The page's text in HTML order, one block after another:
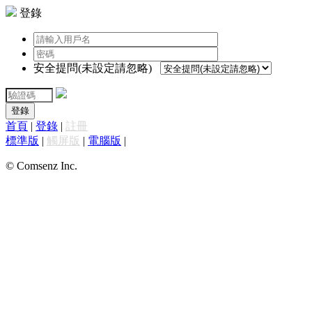
登錄
安全提問(未設定請忽略)
登錄
首頁 | 登錄 | 註冊
標準版 | 觸屏版 | 電腦版 |
© Comsenz Inc.